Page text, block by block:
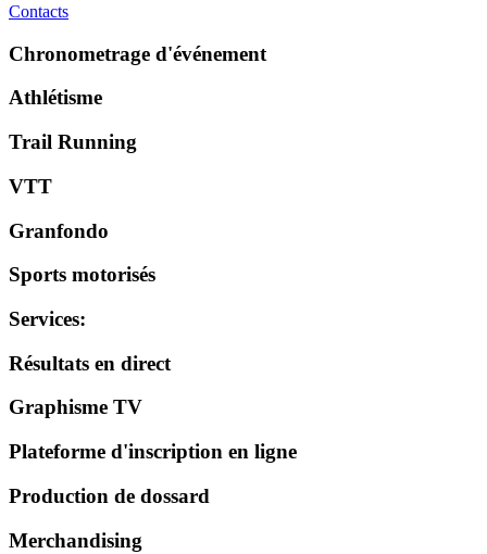
Contacts
Chronometrage d'événement
Athlétisme
Trail Running
VTT
Granfondo
Sports motorisés
Services:
Résultats en direct
Graphisme TV
Plateforme d'inscription en ligne
Production de dossard
Merchandising